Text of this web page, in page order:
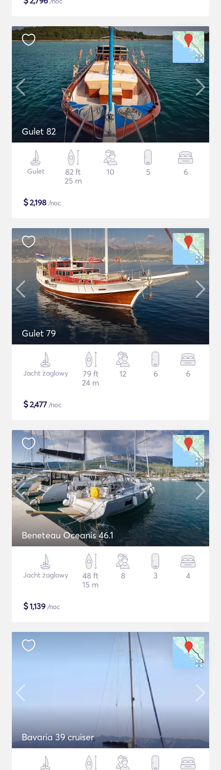
Gulet 82
Gulet
82 ft
25 m
10 5 6
$2,198 /noc
Gulet 79
Jacht żaglowy
79 ft
24 m
12 6 6
$2,477 /noc
Beneteau Oceanis 46.1
Jacht żaglowy
48 ft
15 m
8 3 4
$1,139 /noc
Bavaria 39 cruiser